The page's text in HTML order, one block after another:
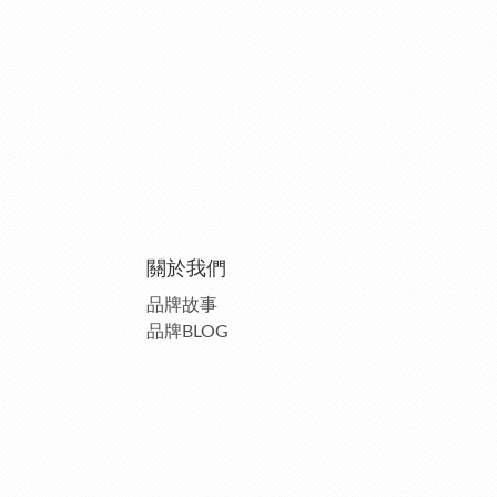
關於我們
品牌故事
品牌BLOG